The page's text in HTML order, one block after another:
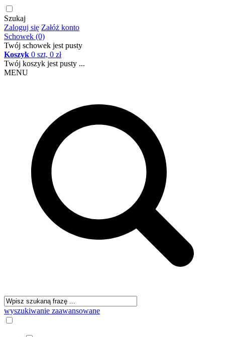
Szukaj
Zaloguj się Załóż konto
Schowek (0)
Twój schowek jest pusty
Koszyk 0 szt, 0 zł
Twój koszyk jest pusty ...
MENU
wyszukiwanie zaawansowane